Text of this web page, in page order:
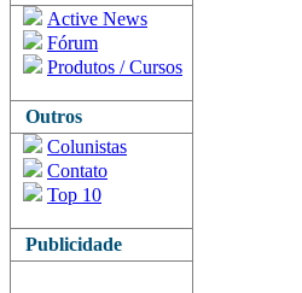
Active News
Fórum
Produtos / Cursos
Outros
Colunistas
Contato
Top 10
Publicidade